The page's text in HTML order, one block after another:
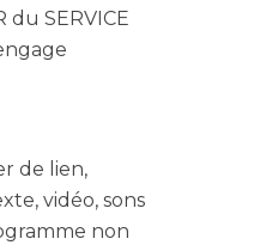
du SERVICE
de lien,
vidéo, sons
non